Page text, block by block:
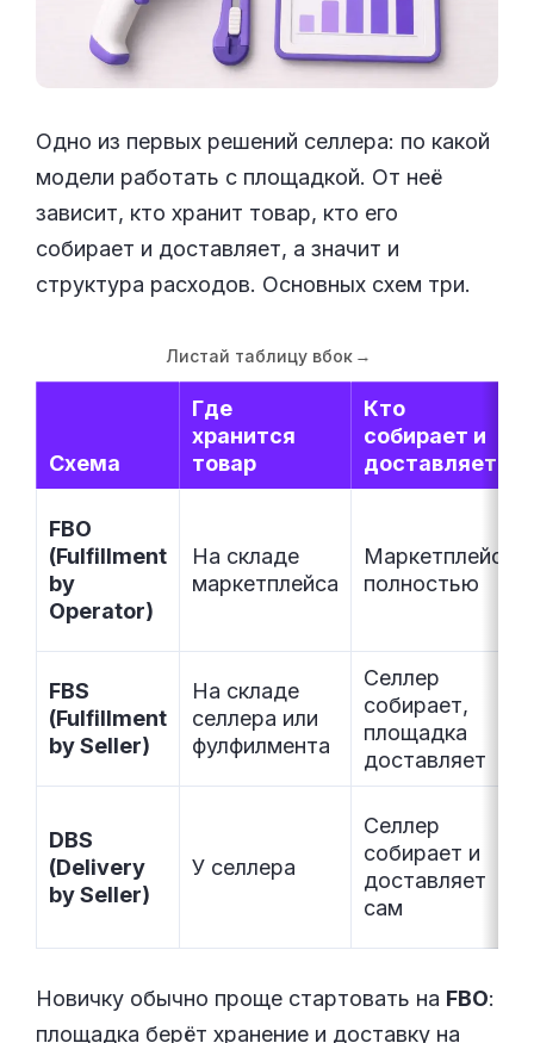
Одно из первых решений селлера: по какой
модели работать с площадкой. От неё
зависит, кто хранит товар, кто его
собирает и доставляет, а значит и
структура расходов. Основных схем три.
Листай таблицу вбок →
Схема
Где
хранится
товар
Кто
собирает и
доставляет
FBO
(Fulfillment
by
Operator)
На складе
маркетплейса
Маркетплейс
полностью
FBS
(Fulfillment
by Seller)
На складе
селлера или
фулфилмента
Селлер
собирает,
площадка
доставляет
DBS
(Delivery
by Seller)
У селлера
Селлер
собирает и
доставляет
сам
Новичку обычно проще стартовать на FBO:
площадка берёт хранение и доставку на